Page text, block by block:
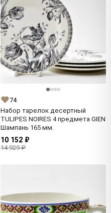
74
Набор тарелок десертный
TULIPES NOIRES 4 предмета GIEN
Шампань 165 мм.
10 152 ₽
14 929 ₽